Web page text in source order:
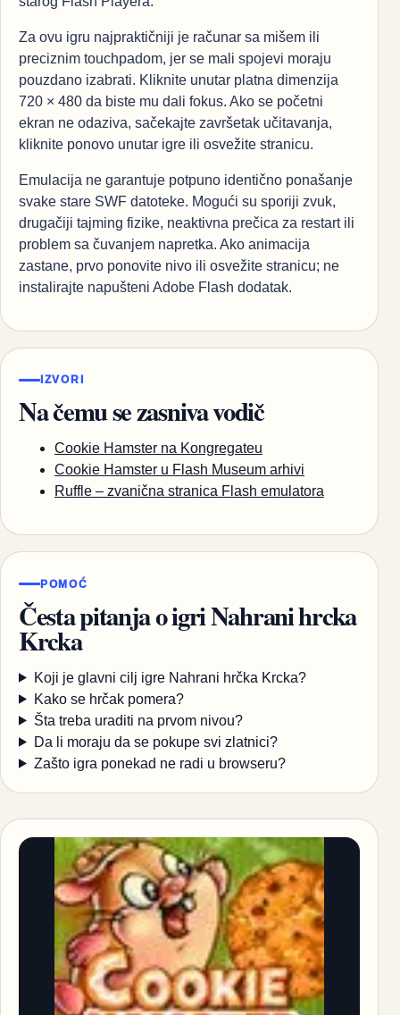
Za ovu igru najpraktičniji je računar sa mišem ili
preciznim touchpadom, jer se mali spojevi moraju
pouzdano izabrati. Kliknite unutar platna dimenzija
720 × 480 da biste mu dali fokus. Ako se početni
ekran ne odaziva, sačekajte završetak učitavanja,
kliknite ponovo unutar igre ili osvežite stranicu.
Emulacija ne garantuje potpuno identično ponašanje
svake stare SWF datoteke. Mogući su sporiji zvuk,
drugačiji tajming fizike, neaktivna prečica za restart ili
problem sa čuvanjem napretka. Ako animacija
zastane, prvo ponovite nivo ili osvežite stranicu; ne
instalirajte napušteni Adobe Flash dodatak.
IZVORI
Na čemu se zasniva vodič
Cookie Hamster na Kongregateu
Cookie Hamster u Flash Museum arhivi
Ruffle – zvanična stranica Flash emulatora
POMOĆ
Česta pitanja o igri Nahrani hrcka
Krcka
Koji je glavni cilj igre Nahrani hrčka Krcka?
Kako se hrčak pomera?
Šta treba uraditi na prvom nivou?
Da li moraju da se pokupe svi zlatnici?
Zašto igra ponekad ne radi u browseru?